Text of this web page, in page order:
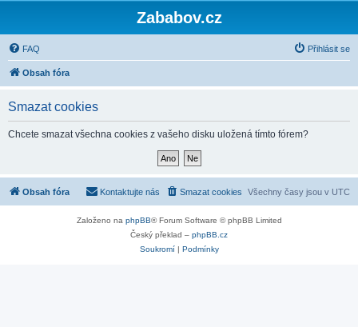
Zababov.cz
FAQ Přihlásit se
Obsah fóra
Smazat cookies
Chcete smazat všechna cookies z vašeho disku uložená tímto fórem?
Obsah fóra Všechny časy jsou v UTC
Smazat cookies
Kontaktujte nás
Založeno na phpBB® Forum Software © phpBB Limited
Český překlad – phpBB.cz
Soukromí| Podmínky